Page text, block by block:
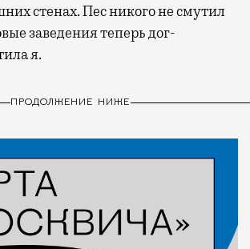
стенах. Пес никого не смутил
заведения теперь дог-
я.
ПРОДОЛЖЕНИЕ НИЖЕ